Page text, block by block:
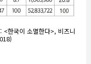
<한국이 소멸한다>, 비즈니